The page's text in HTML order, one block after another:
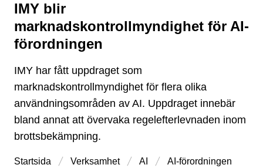
IMY blir
marknadskontrollmyndighet för AI-
förordningen
Typ av sida
IMY har fått uppdraget som
marknadskontrollmyndighet för flera olika
användningsområden av AI. Uppdraget innebär
bland annat att övervaka regelefterlevnaden inom
brottsbekämpning.
Startsida Verksamhet AI AI-förordningen